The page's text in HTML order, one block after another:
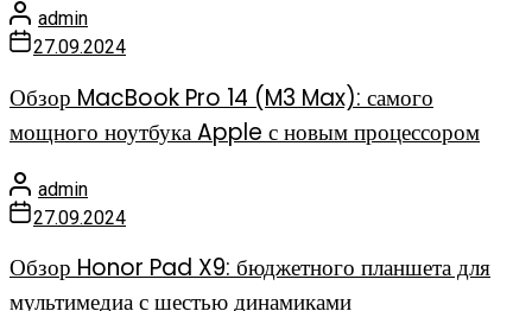
admin
27.09.2024
Обзор MacBook Pro 14 (M3 Max): самого
мощного ноутбука Apple с новым процессором
admin
27.09.2024
Обзор Honor Pad X9: бюджетного планшета для
мультимедиа с шестью динамиками